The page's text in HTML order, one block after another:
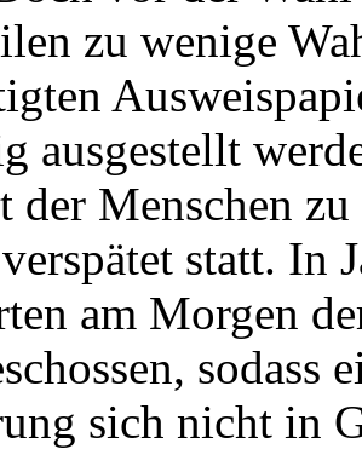
zu wenige
ausgestellt
der Menschen
statt. In
am Morgen
sodass
sich nicht in